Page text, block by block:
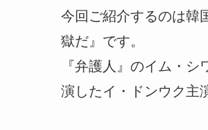
今回ご紹介するのは韓
獄だ』です。
『弁護人』のイム・
演したイ・ドンウク主